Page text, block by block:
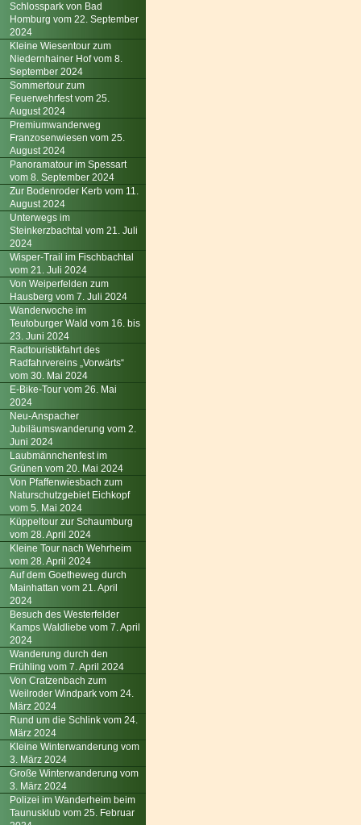
Schlosspark von Bad
Homburg vom 22. September
2024
Kleine Wiesentour zum
Niedernhainer Hof vom 8.
September 2024
Sommertour zum
Feuerwehrfest vom 25.
August 2024
Premiumwanderweg
Franzosenwiesen vom 25.
August 2024
Panoramatour im Spessart
vom 8. September 2024
Zur Bodenroder Kerb vom 11.
August 2024
Unterwegs im
Steinkerzbachtal vom 21. Juli
2024
Wisper-Trail im Fischbachtal
vom 21. Juli 2024
Von Weiperfelden zum
Hausberg vom 7. Juli 2024
Wanderwoche im
Teutoburger Wald vom 16. bis
23. Juni 2024
Radtouristikfahrt des
Radfahrvereins „Vorwärts“
vom 30. Mai 2024
E-Bike-Tour vom 26. Mai
2024
Neu-Anspacher
Jubiläumswanderung vom 2.
Juni 2024
Laubmännchenfest im
Grünen vom 20. Mai 2024
Von Pfaffenwiesbach zum
Naturschutzgebiet Eichkopf
vom 5. Mai 2024
Küppeltour zur Schaumburg
vom 28. April 2024
Kleine Tour nach Wehrheim
vom 28. April 2024
Auf dem Goetheweg durch
Mainhattan vom 21. April
2024
Besuch des Westerfelder
Kamps Waldliebe vom 7. April
2024
Wanderung durch den
Frühling vom 7. April 2024
Von Cratzenbach zum
Weilroder Windpark vom 24.
März 2024
Rund um die Schlink vom 24.
März 2024
Kleine Winterwanderung vom
3. März 2024
Große Winterwanderung vom
3. März 2024
Polizei im Wanderheim beim
Taunusklub vom 25. Februar